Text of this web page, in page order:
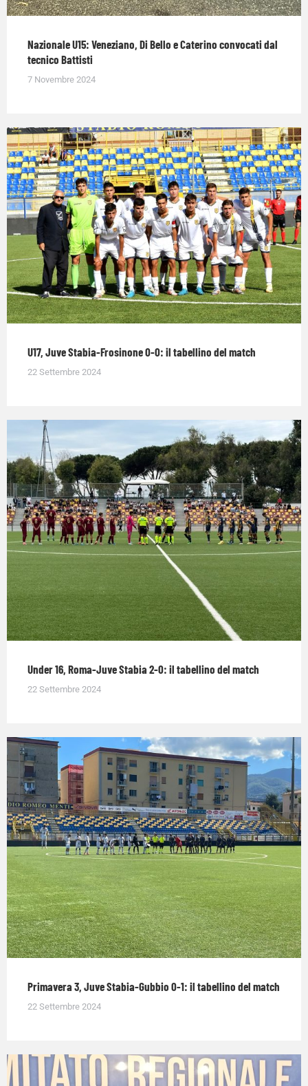
Nazionale U15: Veneziano, Di Bello e Caterino convocati dal
tecnico Battisti
7 Novembre 2024
U17, Juve Stabia-Frosinone 0-0: il tabellino del match
22 Settembre 2024
Under 16, Roma-Juve Stabia 2-0: il tabellino del match
22 Settembre 2024
Primavera 3, Juve Stabia-Gubbio 0-1: il tabellino del match
22 Settembre 2024